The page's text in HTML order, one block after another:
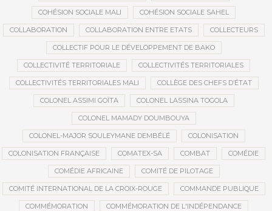
COHÉSION SOCIALE MALI COHÉSION SOCIALE SAHEL
COLLABORATION COLLABORATION ENTRE ETATS COLLECTEURS
COLLECTIF POUR LE DÉVELOPPEMENT DE BAKO
COLLECTIVITÉ TERRITORIALE COLLECTIVITÉS TERRITORIALES
COLLECTIVITÉS TERRITORIALES MALI COLLÈGE DES CHEFS D’ÉTAT
COLONEL ASSIMI GOÏTA COLONEL LASSINA TOGOLA
COLONEL MAMADY DOUMBOUYA
COLONEL-MAJOR SOULEYMANE DEMBÉLÉ COLONISATION
COLONISATION FRANÇAISE COMATEX-SA COMBAT COMÉDIE
COMÉDIE AFRICAINE COMITÉ DE PILOTAGE
COMITÉ INTERNATIONAL DE LA CROIX-ROUGE COMMANDE PUBLIQUE
COMMÉMORATION COMMÉMORATION DE L'INDÉPENDANCE